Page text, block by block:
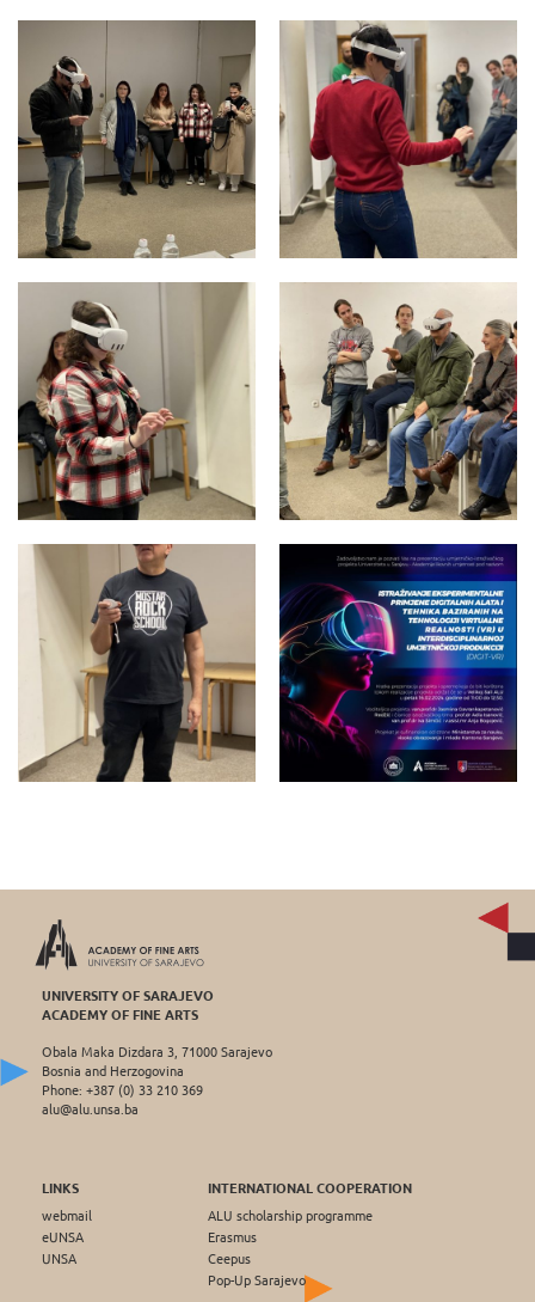
UNIVERSITY OF SARAJEVO
ACADEMY OF FINE ARTS
Obala Maka Dizdara 3, 71000 Sarajevo
Bosnia and Herzogovina
Phone: +387 (0) 33 210 369
alu@alu.unsa.ba
LINKS
webmail
eUNSA
UNSA
INTERNATIONAL COOPERATION
ALU scholarship programme
Erasmus
Ceepus
Pop-Up Sarajevo